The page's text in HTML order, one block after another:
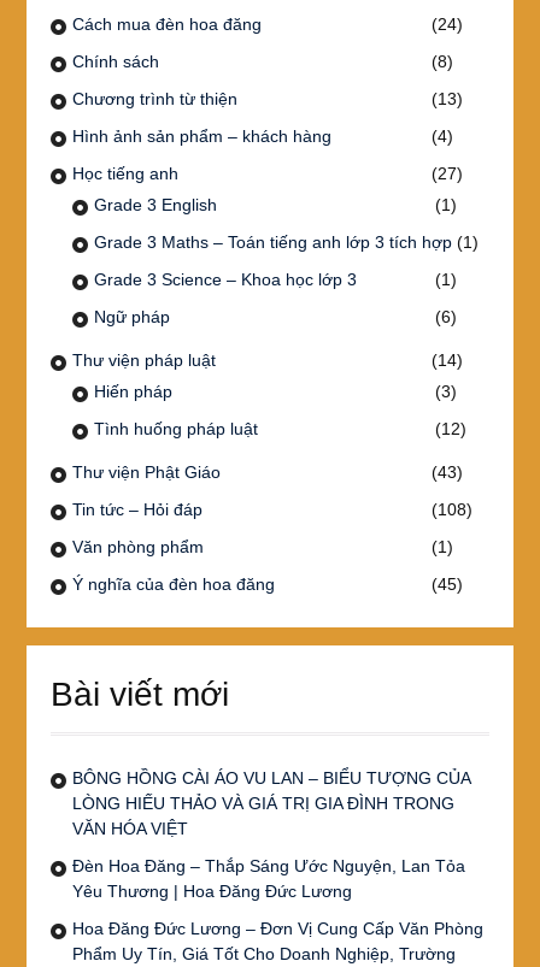
Cách mua đèn hoa đăng
(24)
Chính sách
(8)
Chương trình từ thiện
(13)
Hình ảnh sản phẩm – khách hàng
(4)
Học tiếng anh
(27)
Grade 3 English
(1)
Grade 3 Maths – Toán tiếng anh lớp 3 tích hợp(1)
Grade 3 Science – Khoa học lớp 3
(1)
Ngữ pháp
(6)
Thư viện pháp luật
(14)
Hiến pháp
(3)
Tình huống pháp luật
(12)
Thư viện Phật Giáo
(43)
Tin tức – Hỏi đáp
(108)
Văn phòng phẩm
(1)
Ý nghĩa của đèn hoa đăng
(45)
Bài viết mới
BÔNG HỒNG CÀI ÁO VU LAN – BIỂU TƯỢNG CỦA
LÒNG HIẾU THẢO VÀ GIÁ TRỊ GIA ĐÌNH TRONG
VĂN HÓA VIỆT
Đèn Hoa Đăng – Thắp Sáng Ước Nguyện, Lan Tỏa
Yêu Thương | Hoa Đăng Đức Lương
Hoa Đăng Đức Lương – Đơn Vị Cung Cấp Văn Phòng
Phẩm Uy Tín, Giá Tốt Cho Doanh Nghiệp, Trường